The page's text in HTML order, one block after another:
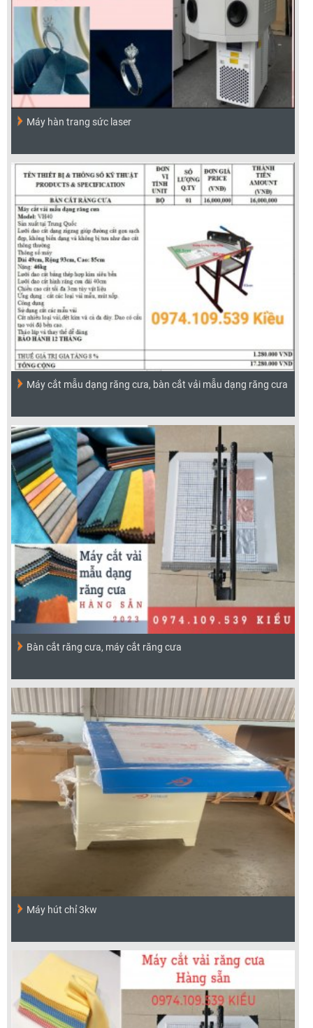
Máy hàn trang sức laser
Máy cắt mẫu dạng răng cưa, bàn cắt vải mẫu dạng răng cưa
Bàn cắt răng cưa, máy cắt răng cưa
Máy hút chỉ 3kw